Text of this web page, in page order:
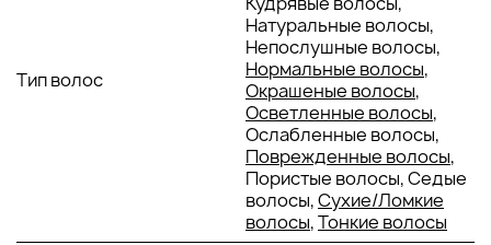
влагу и предотвращая пересушивание.
Благодаря своей способности проникать в
глубокие слои, она поддерживает
эластичность и здоровый вид волос.
Глицерин:
увлажняет и смягчает волосы,
помогая сохранить оптимальный уровень влаги
в структуре волоса. Он также улучшает
расчесываемость и придаёт волосам
богат антиоксидантами и витаминами,
которые защищают волосы от повреждений и
Тип волос
Натуральные волосы,
Непослушные волосы,
Нормальные волосы,
Окрашеные волосы,
Осветленные волосы,
Ослабленные волосы,
Поврежденные волосы,
Пористые волосы, Седые
волосы,Сухие/Ломкие
волосы,Тонкие волосы